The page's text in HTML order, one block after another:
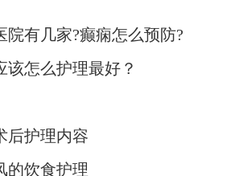
院有几家?癫痫怎么预防?
该怎么护理最好？
后护理内容
的饮食护理